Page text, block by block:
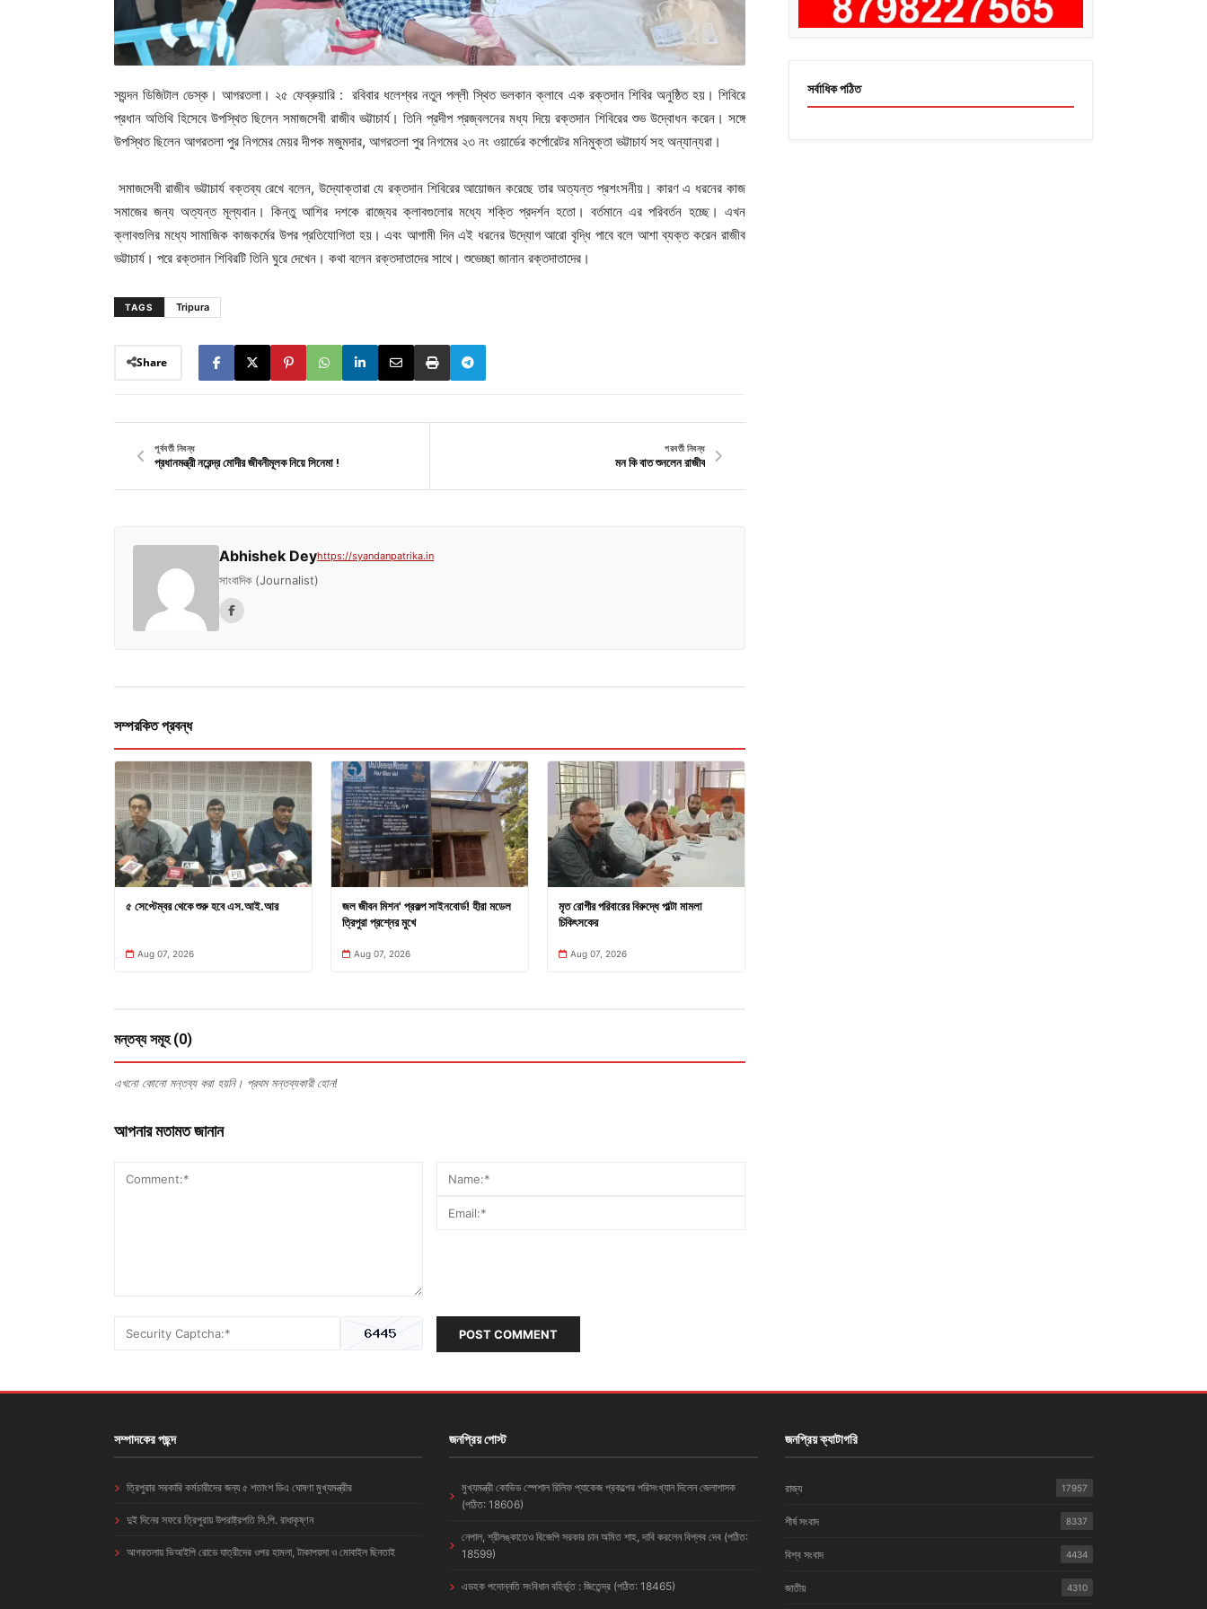
স্যন্দন ডিজিটাল ডেস্ক। আগরতলা। ২৫ ফেব্রুয়ারি : রবিবার ধলেশ্বর নতুন পল্লী স্থিত ভলকান ক্লাবে এক রক্তদান শিবির অনুষ্ঠিত হয়। শিবিরে
প্রধান অতিথি হিসেবে উপস্থিত ছিলেন সমাজসেবী রাজীব ভট্টাচার্য। তিনি প্রদীপ প্রজ্বলনের মধ্য দিয়ে রক্তদান শিবিরের শুভ উদ্বোধন করেন। সঙ্গে
উপস্থিত ছিলেন আগরতলা পুর নিগমের মেয়র দীপক মজুমদার, আগরতলা পুর নিগমের ২৩ নং ওয়ার্ডের কর্পোরেটর মনিমুক্তা ভট্টাচার্য সহ অন্যান্যরা।
সমাজসেবী রাজীব ভট্টাচার্য বক্তব্য রেখে বলেন, উদ্যোক্তারা যে রক্তদান শিবিরের আয়োজন করেছে তার অত্যন্ত প্রশংসনীয়। কারণ এ ধরনের কাজ
সমাজের জন্য অত্যন্ত মূল্যবান। কিন্তু আশির দশকে রাজ্যের ক্লাবগুলোর মধ্যে শক্তি প্রদর্শন হতো। বর্তমানে এর পরিবর্তন হচ্ছে। এখন
ক্লাবগুলির মধ্যে সামাজিক কাজকর্মের উপর প্রতিযোগিতা হয়। এবং আগামী দিন এই ধরনের উদ্যোগ আরো বৃদ্ধি পাবে বলে আশা ব্যক্ত করেন রাজীব
ভট্টাচার্য। পরে রক্তদান শিবিরটি তিনি ঘুরে দেখেন। কথা বলেন রক্তদাতাদের সাথে। শুভেচ্ছা জানান রক্তদাতাদের।
TAGS Tripura
Share
পূর্ববর্তী নিবন্ধ
প্রধানমন্ত্রী নরেন্দ্র মোদীর জীবনীমূলক নিয়ে সিনেমা !
পরবর্তী নিবন্ধ
মন কি বাত শুনলেন রাজীব
Abhishek Deyhttps://syandanpatrika.in
সাংবাদিক (Journalist)
সম্পরকিত প্রবন্ধ
৫ সেপ্টেম্বর থেকে শুরু হবে এস.আই.আর
Aug 07, 2026
জল জীবন মিশন' প্রকল্প সাইনবোর্ড! হীরা মডেল
ত্রিপুরা প্রশ্নের মুখে
Aug 07, 2026
মৃত রোগীর পরিবারের বিরুদ্ধে পাল্টা মামলা
চিকিৎসকের
Aug 07, 2026
মন্তব্য সমূহ (0)
এখনো কোনো মন্তব্য করা হয়নি। প্রথম মন্তব্যকারী হোন!
আপনার মতামত জানান
POST COMMENT
সর্বাধিক পঠিত
সম্পাদকের পছন্দ
ত্রিপুরার সরকারি কর্মচারীদের জন্য ৫ শতাংশ ডিএ ঘোষণা মুখ্যমন্ত্রীর
দুই দিনের সফরে ত্রিপুরায় উপরাষ্ট্রপতি সি.পি. রাধাকৃষ্ণন
আগরতলায় ভিআইপি রোডে যাত্রীদের ওপর হামলা, টাকাপয়সা ও মোবাইল ছিনতাই
জনপ্রিয় পোস্ট
মুখ্যমন্ত্রী কোভিড স্পেশাল রিলিফ প্যাকেজ প্রকল্পের পরিসংখ্যান দিলেন জেলাশাসক
(পঠিত: 18606)
নেপাল, শ্রীলঙ্কাতেও বিজেপি সরকার চান অমিত শাহ, দাবি করলেন বিপ্লব দেব (পঠিত:
18599)
এডহক পদোন্নতি সংবিধান বহির্ভূত : জিতেন্দ্র (পঠিত: 18465)
জনপ্রিয় ক্যাটাগরি
রাজ্য 17957
শীর্ষ সংবাদ 8337
বিশ্ব সংবাদ 4434
জাতীয় 4310